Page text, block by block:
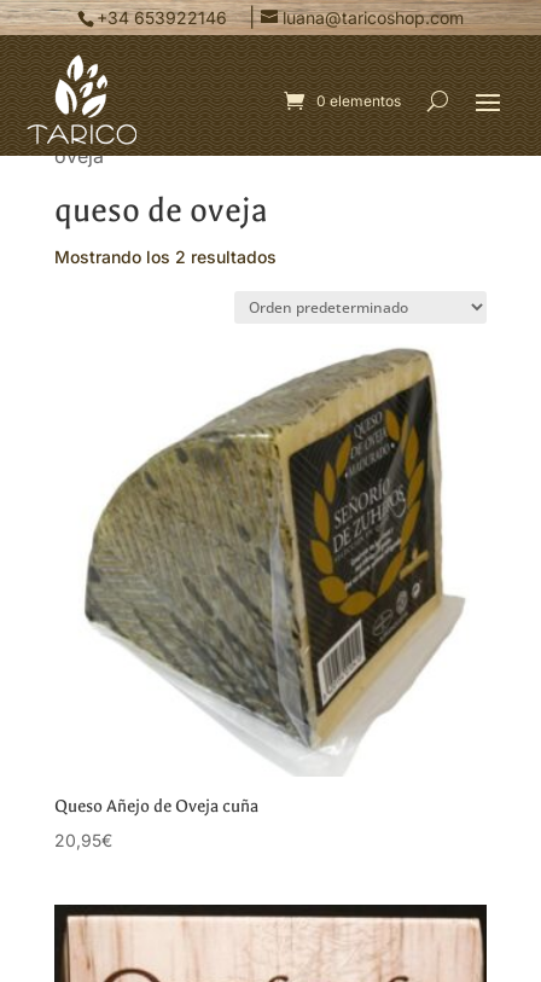
+34 653922146 | luana@taricoshop.com
0 elementos
Inicio/ Productos etiquetados “queso de
oveja”
queso de oveja
Mostrando los 2 resultados
Queso Añejo de Oveja cuña
20,95€